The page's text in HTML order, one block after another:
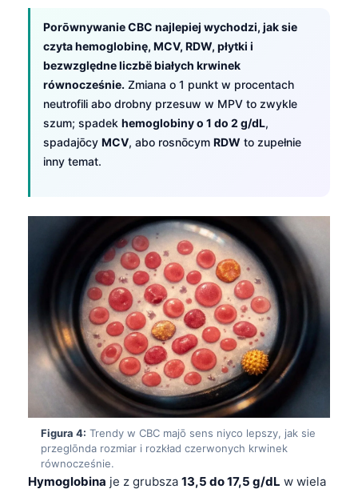
Porōwnywanie CBC najlepiej wychodzi, jak sie
czyta hemoglobinę, MCV, RDW, płytki i
bezwzględne liczbë białych krwinek
równocześnie. Zmiana o 1 punkt w procentach
neutrofili abo drobny przesuw w MPV to zwykle
szum; spadek hemoglobiny o 1 do 2 g/dL,
spadajōcy MCV, abo rosnōcym RDW to zupełnie
inny temat.
Figura 4: Trendy w CBC majō sens niyco lepszy, jak sie
przeglōnda rozmiar i rozkład czerwonych krwinek
równocześnie.
Hymoglobina je z grubsza 13,5 do 17,5 g/dL w wiela